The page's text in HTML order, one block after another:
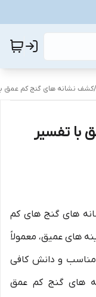
/کشف نشانه های گنج کم عمق
با تفسیر
های گنج های کم
های عمیق، معمولاً
مناسب و دانش کافی
های گنج کم عمق